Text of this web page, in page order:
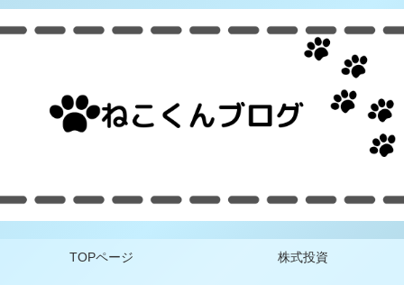
TOPページ 株式投資